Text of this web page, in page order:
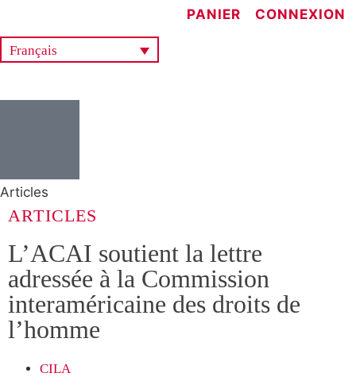
PANIER CONNEXION
Français
Articles
ARTICLES
L’ACAI soutient la lettre
adressée à la Commission
interaméricaine des droits de
l’homme
CILA